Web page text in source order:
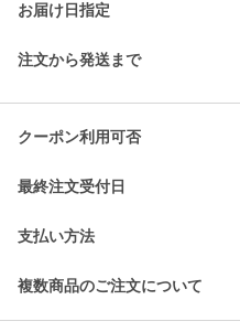
お届け日指定
注文から発送まで
クーポン利用可否
最終注文受付日
支払い方法
複数商品のご注文について